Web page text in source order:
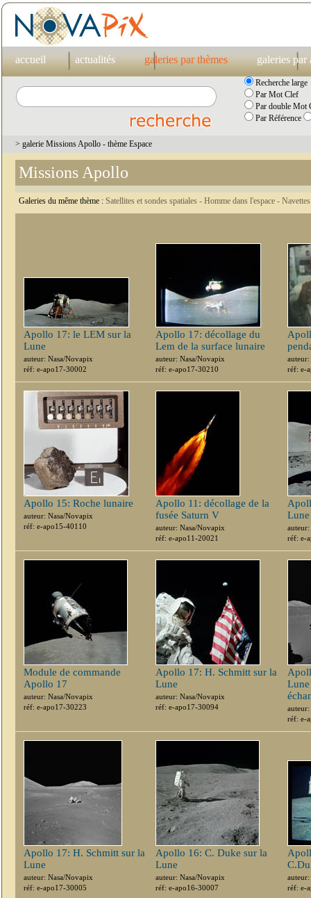
accueil actualités galeries par thèmes galeries par
Recherche large
Par Mot Clef
Par double Mot
Par Référence
> galerie Missions Apollo - thème Espace
Missions Apollo
Galeries du même thème : Satellites et sondes spatiales - Homme dans l'espace -
Apollo 17: le LEM sur la
Lune
auteur: Nasa/Novapix
réf: e-apo17-30002
Apollo 17: décollage du
Lem de la surface lunaire
auteur: Nasa/Novapix
réf: e-apo17-30210
réf: e-
Apollo 15: Roche lunaire
auteur: Nasa/Novapix
réf: e-apo15-40110
Apollo 11: décollage de la
fusée Saturn V
auteur: Nasa/Novapix
réf: e-apo11-20021
Lune
réf: e-
Module de commande
Apollo 17
auteur: Nasa/Novapix
réf: e-apo17-30223
Apollo 17: H. Schmitt sur la
Lune
auteur: Nasa/Novapix
réf: e-apo17-30094
réf: e-
Apollo 17: H. Schmitt sur la
Lune
auteur: Nasa/Novapix
réf: e-apo17-30005
Apollo 16: C. Duke sur la
Lune
auteur: Nasa/Novapix
réf: e-apo16-30007
réf: e-